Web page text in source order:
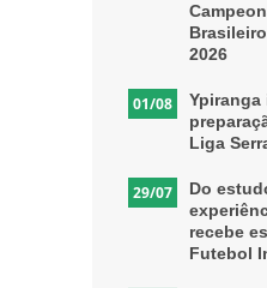
2026
01/08
Ypiranga
Liga
29/07
Do
recebe
Futebol